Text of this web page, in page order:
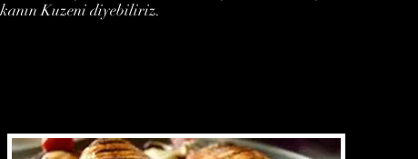
Kuzeni diyebiliriz.